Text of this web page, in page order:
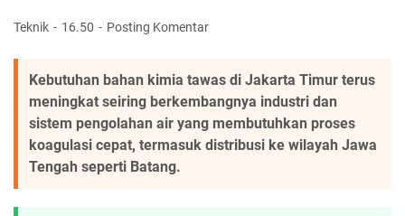
Teknik 16.50 Posting Komentar
Kebutuhan bahan kimia tawas di Jakarta Timur terus
meningkat seiring berkembangnya industri dan
sistem pengolahan air yang membutuhkan proses
koagulasi cepat, termasuk distribusi ke wilayah Jawa
Tengah seperti Batang.